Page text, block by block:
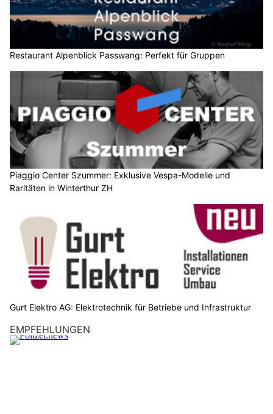
Restaurant Alpenblick Passwang: Perfekt für Gruppen
Piaggio Center Szummer: Exklusive Vespa-Modelle und
Raritäten in Winterthur ZH
Gurt Elektro AG: Elektrotechnik für Betriebe und Infrastruktur
EMPFEHLUNGEN